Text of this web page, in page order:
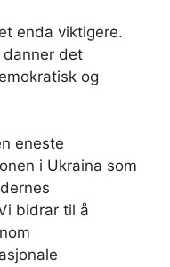
enda viktigere.
danner det
og
eneste
i Ukraina som
bidrar til å